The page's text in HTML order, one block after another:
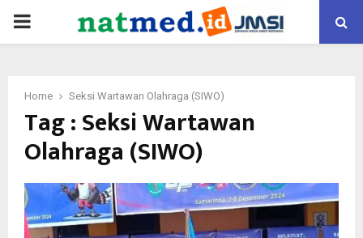
PRIMARY
Home Seksi Wartawan Olahraga (SIWO)
Tag : Seksi Wartawan
Olahraga (SIWO)